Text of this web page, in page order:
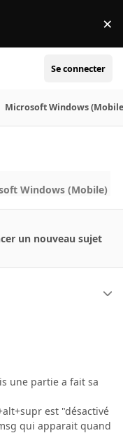
×
Se connecter
Microsoft Windows
Windows (Mobile)
un nouveau sujet
une partie a fait sa
est "désactivé
qui apparait quand